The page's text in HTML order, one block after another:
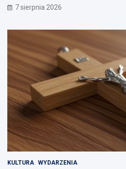
7 sierpnia 2026
KULTURA WYDARZENIA